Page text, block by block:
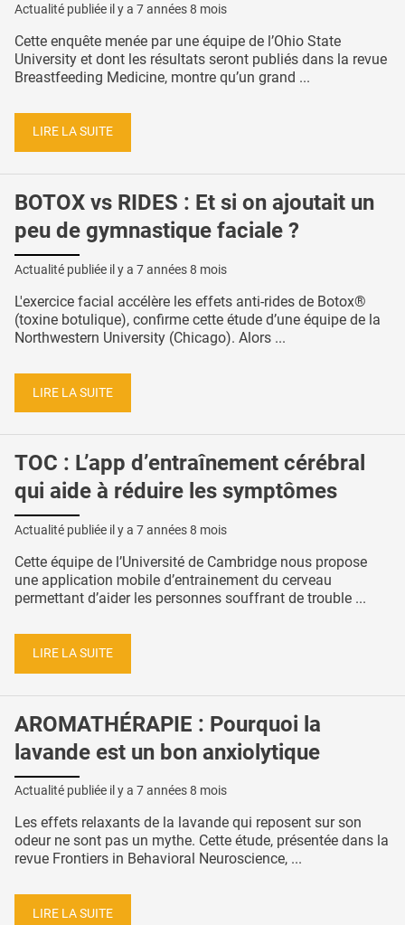
Actualité publiée il y a 7 années 8 mois
Cette enquête menée par une équipe de l’Ohio State
University et dont les résultats seront publiés dans la revue
Breastfeeding Medicine, montre qu’un grand ...
LIRE LA SUITE
BOTOX vs RIDES : Et si on ajoutait un
peu de gymnastique faciale ?
Actualité publiée il y a 7 années 8 mois
L'exercice facial accélère les effets anti-rides de Botox®
(toxine botulique), confirme cette étude d’une équipe de la
Northwestern University (Chicago). Alors ...
LIRE LA SUITE
TOC : L’app d’entraînement cérébral
qui aide à réduire les symptômes
Actualité publiée il y a 7 années 8 mois
Cette équipe de l’Université de Cambridge nous propose
une application mobile d’entrainement du cerveau
permettant d’aider les personnes souffrant de trouble ...
LIRE LA SUITE
AROMATHÉRAPIE : Pourquoi la
lavande est un bon anxiolytique
Actualité publiée il y a 7 années 8 mois
Les effets relaxants de la lavande qui reposent sur son
odeur ne sont pas un mythe. Cette étude, présentée dans la
revue Frontiers in Behavioral Neuroscience, ...
LIRE LA SUITE